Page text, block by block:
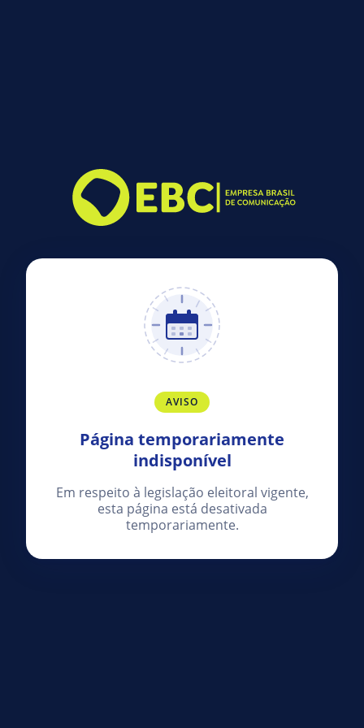
AVISO
Página temporariamente
indisponível
Em respeito à legislação eleitoral vigente,
esta página está desativada
temporariamente.